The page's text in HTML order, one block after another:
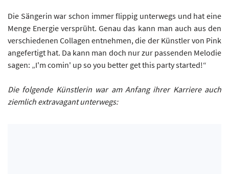
Die Sängerin war schon immer flippig unterwegs und hat eine
Menge Energie versprüht. Genau das kann man auch aus den
verschiedenen Collagen entnehmen, die der Künstler von Pink
angefertigt hat. Da kann man doch nur zur passenden Melodie
sagen: „I'm comin' up so you better get this party started!“
Die folgende Künstlerin war am Anfang ihrer Karriere auch
ziemlich extravagant unterwegs: